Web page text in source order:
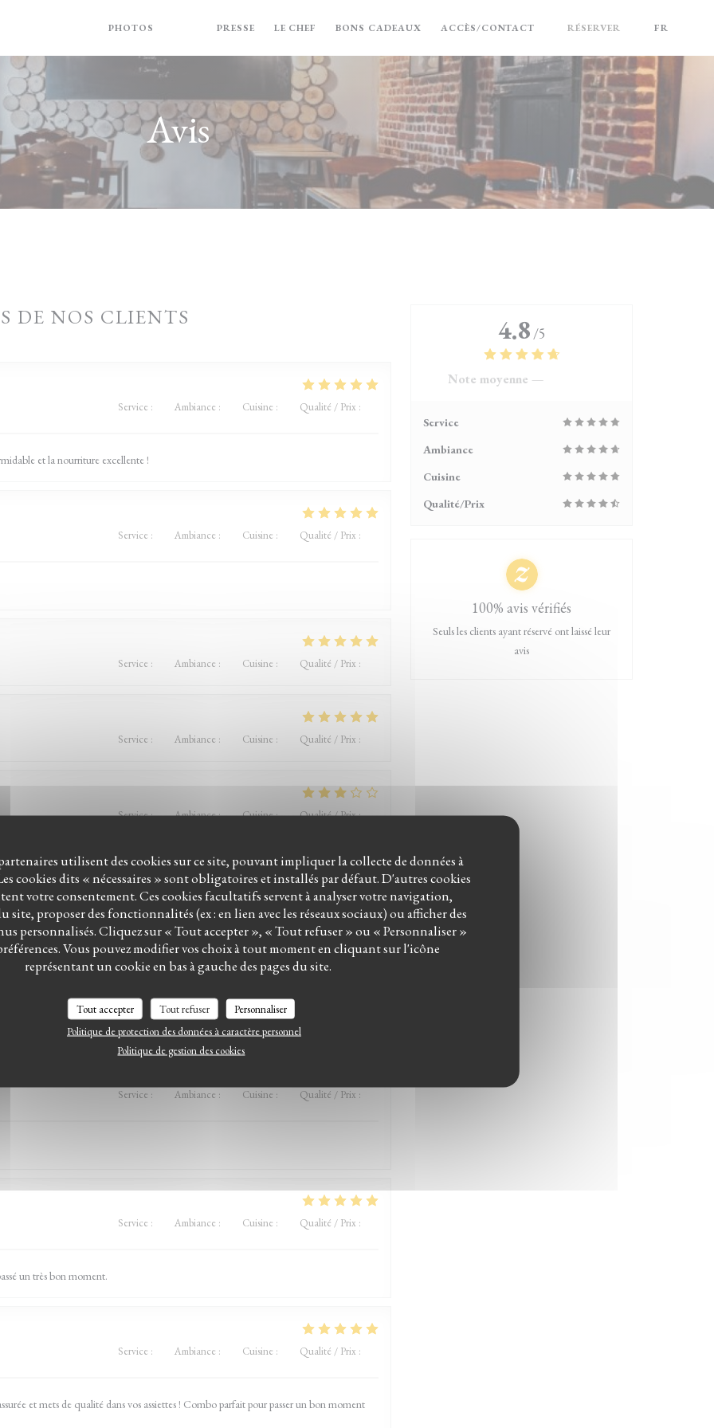
utilisent des cookies sur ce site, pouvant impliquer la collecte de données à
cookies dits « nécessaires » sont obligatoires et installés par défaut. D'autres cookies
votre consentement. Ces cookies facultatifs servent à analyser votre navigation,
site, proposer des fonctionnalités (ex : en lien avec les réseaux sociaux) ou afficher des
personnalisés. Cliquez sur « Tout accepter », « Tout refuser » ou « Personnaliser »
Vous pouvez modifier vos choix à tout moment en cliquant sur l'icône
représentant un cookie en bas à gauche des pages du site.
Tout accepter Tout refuser
Personnaliser
Politique de protection des données à caractère personnel
Politique de gestion des cookies
PHOTOS PRESSE LE CHEF BONS CADEAUX((OUVRE UNE NOUVELLE FENÊTRE))
ACCÈS/CONTACT RÉSERVER FR
Avis
DE NOS CLIENTS
Service : Ambiance : Cuisine : Qualité / Prix :
et la nourriture excellente !
Service : Ambiance : Cuisine : Qualité / Prix :
Service : Ambiance : Cuisine : Qualité / Prix :
Service : Ambiance : Cuisine : Qualité / Prix :
Service:2/5 Ambiance:3/5 Cuisine:4/5 Qualité / Prix:1/5
Service Ambiance: /5 Cuisine Qualité / Prix /5
Service: 4/5 Ambiance:4/5 Cuisine:5/5 Qualité / Prix
parfait. On y retourne 🤩
Service : Ambiance : Cuisine : Qualité / Prix :
Service : Ambiance : Cuisine : Qualité / Prix :
un très bon moment.
Service : Ambiance : Cuisine : Qualité / Prix :
et mets de qualité dans vos assiettes ! Combo parfait pour passer un bon moment
4.8 /5
Note moyenne —
Service
Ambiance
Cuisine
Qualité/Prix
100% avis vérifiés
Seuls les clients ayant réservé ont laissé leur
avis
LE BISTROT DU WITLOOF